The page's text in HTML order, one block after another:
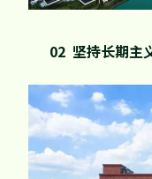
02 坚持长期主